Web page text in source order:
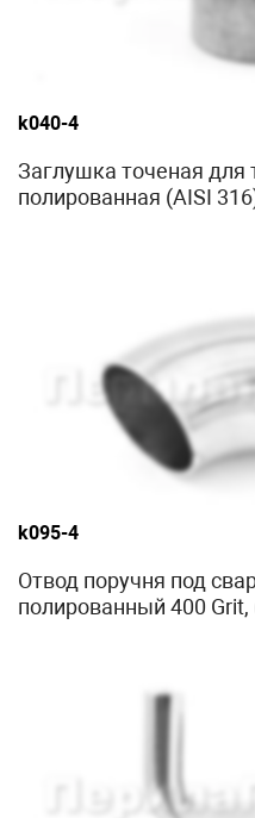
k040-4
Заглушка точеная
полированная (AISI
k095-4
Отвод поручня под
полированный 400 Grit,